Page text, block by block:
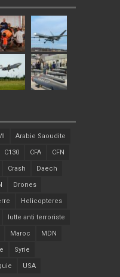
Arabie Saoudite
C130 CFA CFN
Crash Daech
Drones
Helicopteres
lutte anti terroriste
Maroc MDN
Syrie
USA